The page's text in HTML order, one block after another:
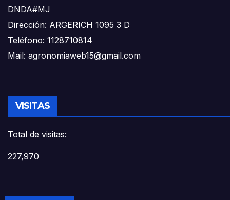
DNDA#MJ
Dirección: ARGERICH 1095 3 D
Teléfono: 1128710814
Mail: agronomiaweb15@gmail.com
VISITAS
Total de visitas:
227,970